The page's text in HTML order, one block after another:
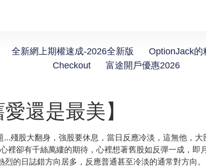
全新網上期權速成-2026全新版 OptionJack的
Checkout
富途開戶優惠2026
還是最美】
殘股大翻身，強股要休息，當日反應冷淡，這無他，
裡卻有千絲萬縷的期待，心裡想著舊股如反彈一成，即
的日誌錯方向居多，反應普通甚至冷淡的通常對方向。